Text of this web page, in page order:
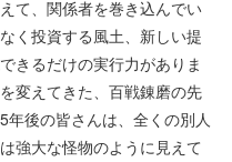
て、関係者を巻き込んでい
く投資する風土、新しい提
きるだけの実行力がありま
変えてきた、百戦錬磨の先
後の皆さんは、全くの別人
強大な怪物のように見えて